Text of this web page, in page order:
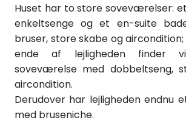
Huset har to store soveværelser:
enkeltsenge og et en-suite
bruser, store skabe og
ende af lejligheden finder
soveværelse med dobbeltseng,
aircondition.
Derudover har lejligheden endnu
med bruseniche.